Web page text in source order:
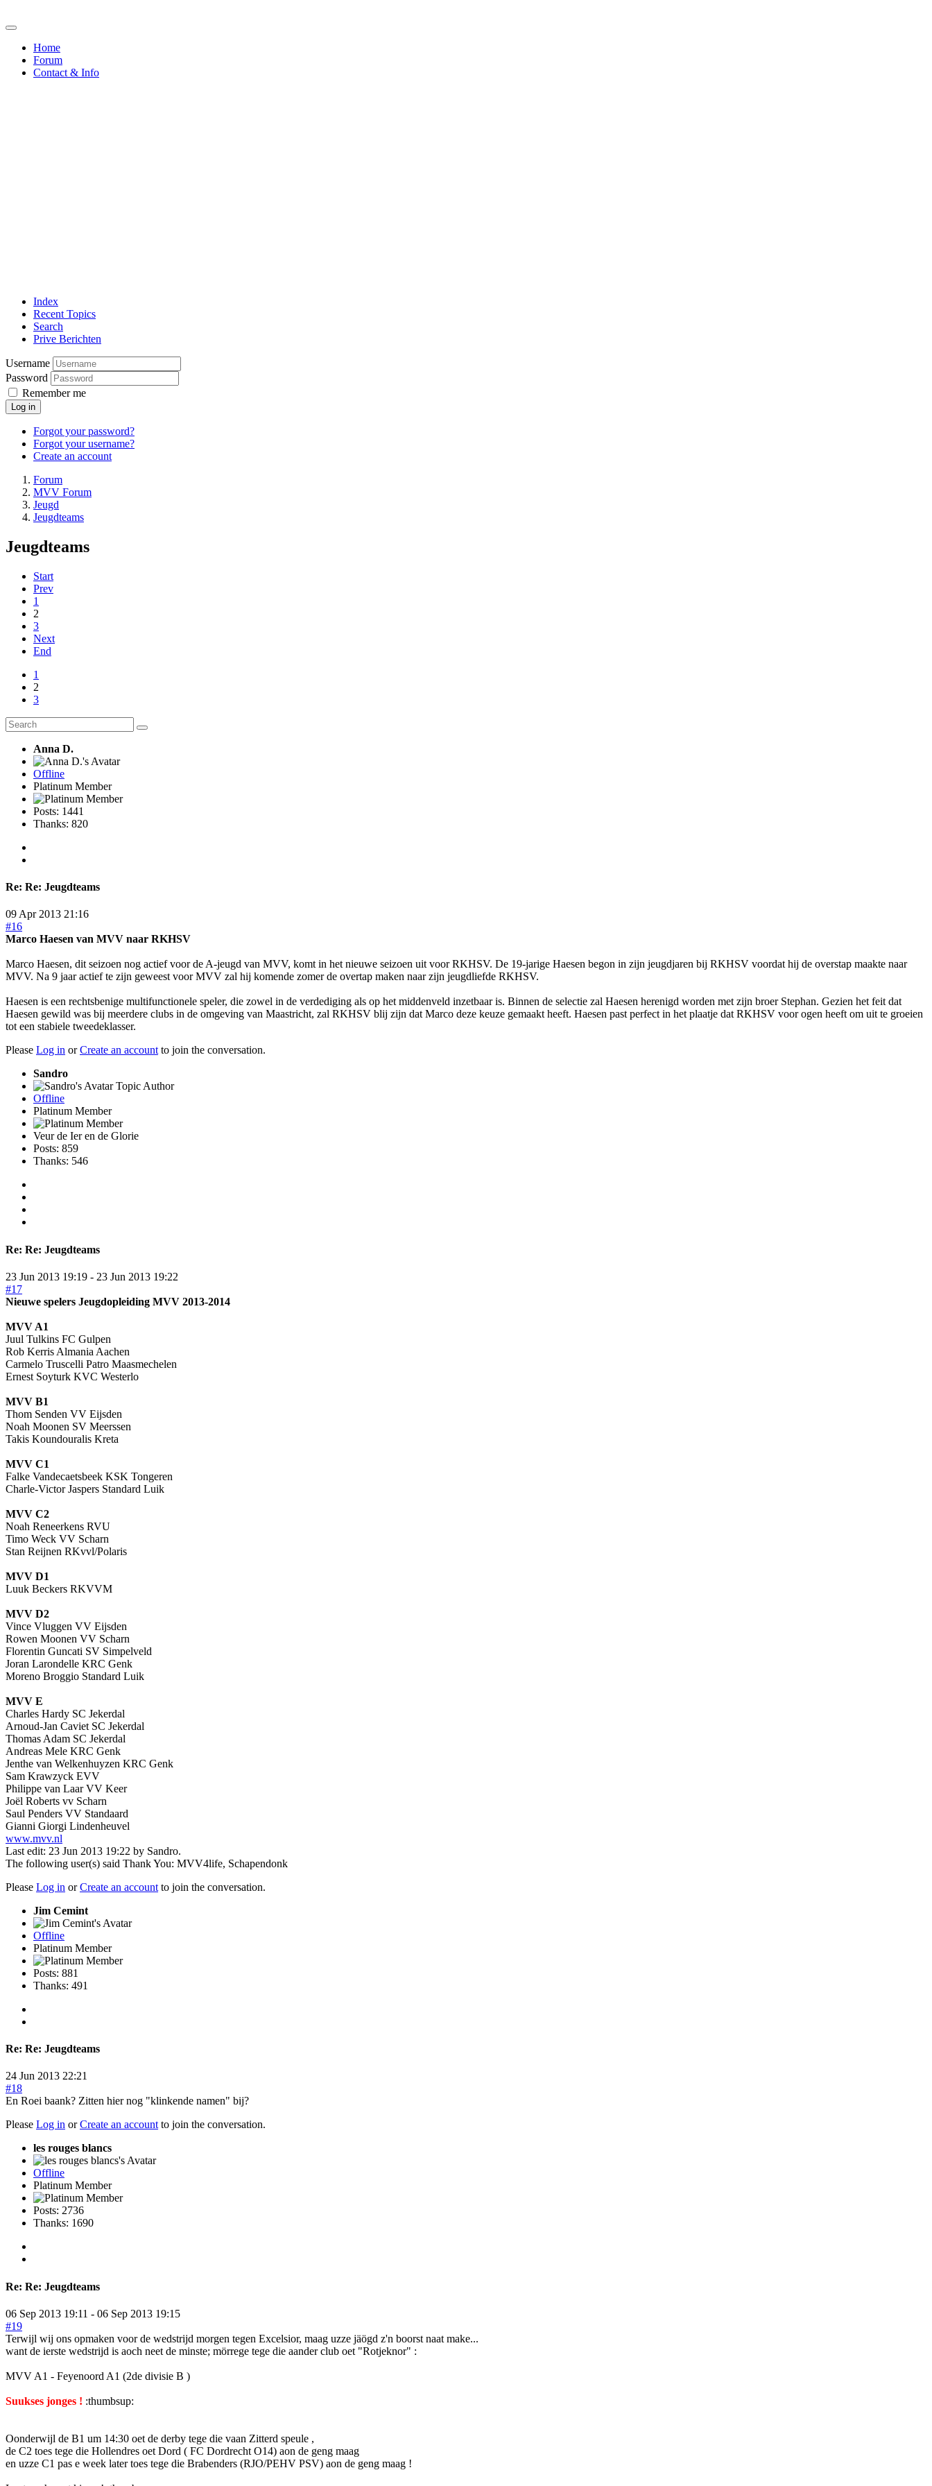
Home
Forum
Contact & Info
Index
Recent Topics
Search
Prive Berichten
Username
Password
Remember me
Log in
Forgot your password?
Forgot your username?
Create an account
Forum
MVV Forum
Jeugd
Jeugdteams
Jeugdteams
Start
Prev
1
2
3
Next
End
1
2
3
Anna D.
Offline
Platinum Member
Posts: 1441
Thanks: 820
Re: Re: Jeugdteams
09 Apr 2013 21:16
#16
Marco Haesen van MVV naar RKHSV
Marco Haesen, dit seizoen nog actief voor de A-jeugd van MVV, komt in het nieuwe seizoen uit voor RKHSV. De 19-jarige Haesen begon in zijn jeugdjaren bij RKHSV voordat hij de overstap maakte naar
MVV. Na 9 jaar actief te zijn geweest voor MVV zal hij komende zomer de overtap maken naar zijn jeugdliefde RKHSV.
Haesen is een rechtsbenige multifunctionele speler, die zowel in de verdediging als op het middenveld inzetbaar is. Binnen de selectie zal Haesen herenigd worden met zijn broer Stephan. Gezien het feit dat
Haesen gewild was bij meerdere clubs in de omgeving van Maastricht, zal RKHSV blij zijn dat Marco deze keuze gemaakt heeft. Haesen past perfect in het plaatje dat RKHSV voor ogen heeft om uit te groeien
tot een stabiele tweedeklasser.
Please Log in orCreate an account to join the conversation.
Sandro
Topic Author
Offline
Platinum Member
Veur de Ier en de Glorie
Posts: 859
Thanks: 546
Re: Re: Jeugdteams
23 Jun 2013 19:19 - 23 Jun 2013 19:22
#17
Nieuwe spelers Jeugdopleiding MVV 2013-2014
MVV A1
Juul Tulkins FC Gulpen
Rob Kerris Almania Aachen
Carmelo Truscelli Patro Maasmechelen
Ernest Soyturk KVC Westerlo
MVV B1
Thom Senden VV Eijsden
Noah Moonen SV Meerssen
Takis Koundouralis Kreta
MVV C1
Falke Vandecaetsbeek KSK Tongeren
Charle-Victor Jaspers Standard Luik
MVV C2
Noah Reneerkens RVU
Timo Weck VV Scharn
Stan Reijnen RKvvl/Polaris
MVV D1
Luuk Beckers RKVVM
MVV D2
Vince Vluggen VV Eijsden
Rowen Moonen VV Scharn
Florentin Guncati SV Simpelveld
Joran Larondelle KRC Genk
Moreno Broggio Standard Luik
MVV E
Charles Hardy SC Jekerdal
Arnoud-Jan Caviet SC Jekerdal
Thomas Adam SC Jekerdal
Andreas Mele KRC Genk
Jenthe van Welkenhuyzen KRC Genk
Sam Krawzyck EVV
Philippe van Laar VV Keer
Joël Roberts vv Scharn
Saul Penders VV Standaard
Gianni Giorgi Lindenheuvel
www.mvv.nl
Last edit: 23 Jun 2013 19:22 by Sandro.
The following user(s) said Thank You: MVV4life, Schapendonk
Please Log in orCreate an account to join the conversation.
Jim Cemint
Offline
Platinum Member
Posts: 881
Thanks: 491
Re: Re: Jeugdteams
24 Jun 2013 22:21
#18
En Roei baank? Zitten hier nog "klinkende namen" bij?
Please Log in orCreate an accountto join the conversation.
les rouges blancs
Offline
Platinum Member
Posts: 2736
Thanks: 1690
Re: Re: Jeugdteams
06 Sep 2013 19:11 - 06 Sep 2013 19:15
#19
Terwijl wij ons opmaken voor de wedstrijd morgen tegen Excelsior, maag uzze jäögd z'n boorst naat make...
want de ierste wedstrijd is aoch neet de minste; mörrege tege die aander club oet "Rotjeknor" :
MVV A1 - Feyenoord A1 (2de divisie B )
Suukses jonges ! :thumbsup:
Oonderwijl de B1 um 14:30 oet de derby tege die vaan Zitterd speule ,
de C2 toes tege die Hollendres oet Dord ( FC Dordrecht O14) aon de geng maag
en uzze C1 pas e week later toes tege die Brabenders (RJO/PEHV PSV) aon de geng maag !